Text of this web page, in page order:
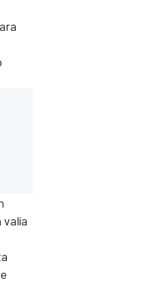
valía